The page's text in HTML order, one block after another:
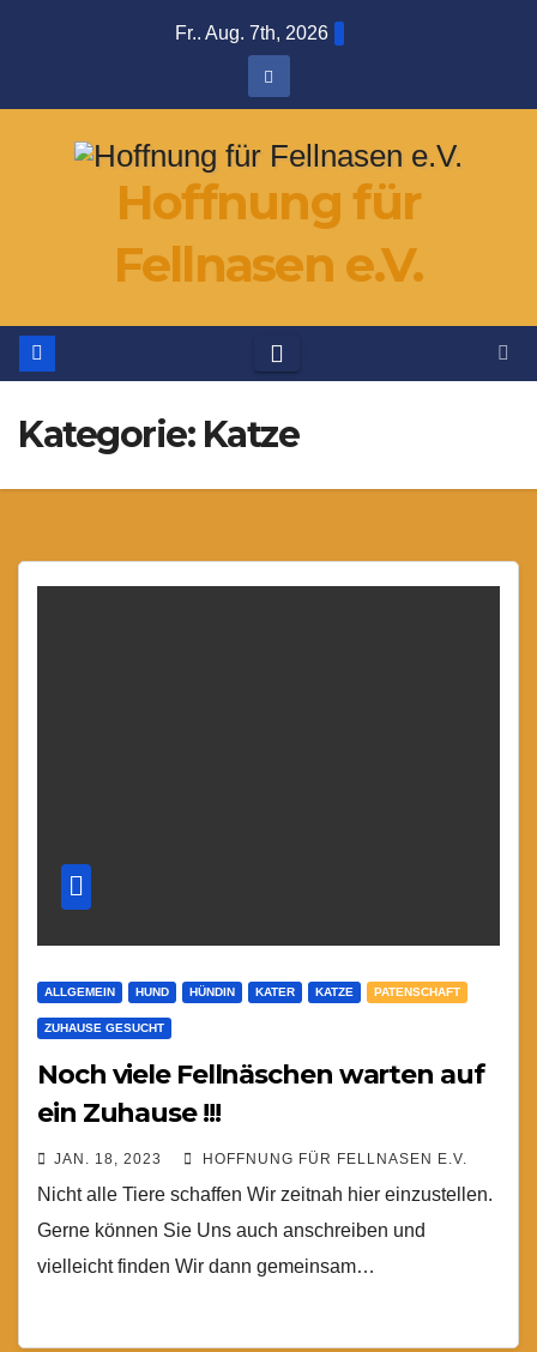
Fr.. Aug. 7th, 2026
Hoffnung für
Fellnasen e.V.
Kategorie: Katze
ALLGEMEIN HUND HÜNDIN KATER KATZE PATENSCHAFT
ZUHAUSE GESUCHT
Noch viele Fellnäschen warten auf
ein Zuhause !!!
JAN. 18, 2023 HOFFNUNG FÜR FELLNASEN E.V.
Nicht alle Tiere schaffen Wir zeitnah hier einzustellen.
Gerne können Sie Uns auch anschreiben und
vielleicht finden Wir dann gemeinsam…